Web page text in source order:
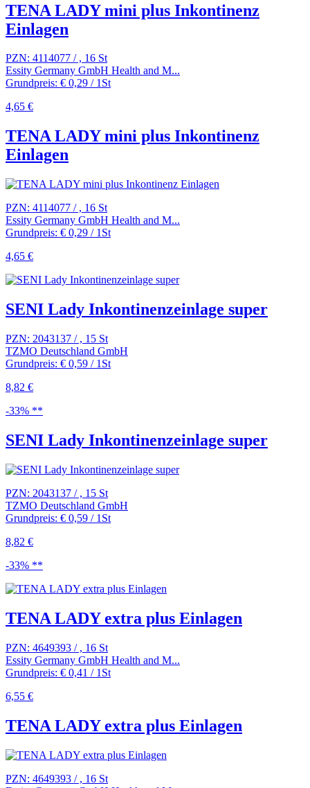
TENA LADY mini plus Inkontinenz
Einlagen
PZN: 4114077 / , 16 St
Essity Germany GmbH Health and M...
Grundpreis: € 0,29 / 1St
4,65 €
TENA LADY mini plus Inkontinenz
Einlagen
PZN: 4114077 / , 16 St
Essity Germany GmbH Health and M...
Grundpreis: € 0,29 / 1St
4,65 €
SENI Lady Inkontinenzeinlage super
PZN: 2043137 / , 15 St
TZMO Deutschland GmbH
Grundpreis: € 0,59 / 1St
8,82 €
-33% **
SENI Lady Inkontinenzeinlage super
PZN: 2043137 / , 15 St
TZMO Deutschland GmbH
Grundpreis: € 0,59 / 1St
8,82 €
-33% **
TENA LADY extra plus Einlagen
PZN: 4649393 / , 16 St
Essity Germany GmbH Health and M...
Grundpreis: € 0,41 / 1St
6,55 €
TENA LADY extra plus Einlagen
PZN: 4649393 / , 16 St